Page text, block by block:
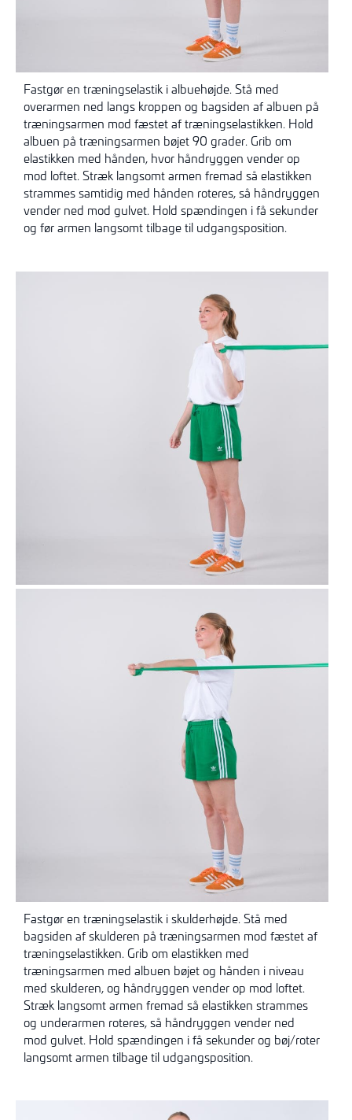
Fastgør en træningselastik i albuehøjde. Stå med
overarmen ned langs kroppen og bagsiden af albuen på
træningsarmen mod fæstet af træningselastikken. Hold
albuen på træningsarmen bøjet 90 grader. Grib om
elastikken med hånden, hvor håndryggen vender op
mod loftet. Stræk langsomt armen fremad så elastikken
strammes samtidig med hånden roteres, så håndryggen
vender ned mod gulvet. Hold spændingen i få sekunder
og før armen langsomt tilbage til udgangsposition.
Fastgør en træningselastik i skulderhøjde. Stå med
bagsiden af skulderen på træningsarmen mod fæstet af
træningselastikken. Grib om elastikken med
træningsarmen med albuen bøjet og hånden i niveau
med skulderen, og håndryggen vender op mod loftet.
Stræk langsomt armen fremad så elastikken strammes
og underarmen roteres, så håndryggen vender ned
mod gulvet. Hold spændingen i få sekunder og bøj/roter
langsomt armen tilbage til udgangsposition.